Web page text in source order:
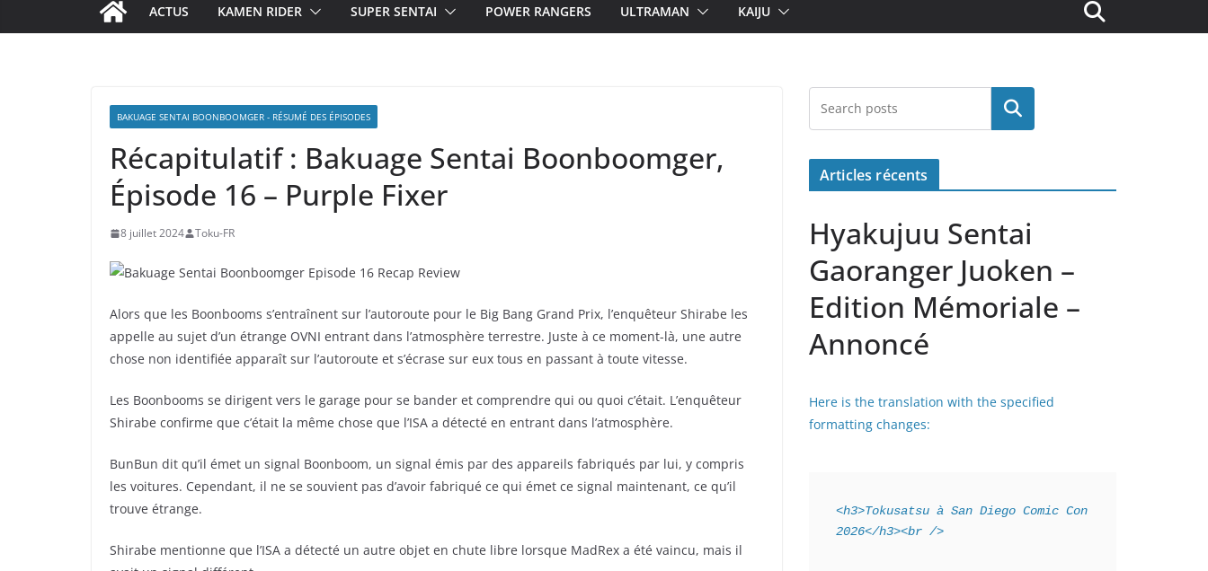
ACTUS KAMEN RIDER SUPER SENTAI POWER RANGERS ULTRAMAN KAIJU
BAKUAGE SENTAI BOONBOOMGER - RÉSUMÉ DES ÉPISODES
Récapitulatif : Bakuage Sentai Boonboomger,
Épisode 16 – Purple Fixer
8 juillet 2024 Toku-FR
Alors que les Boonbooms s’entraînent sur l’autoroute pour le Big Bang Grand Prix, l’enquêteur Shirabe les
appelle au sujet d’un étrange OVNI entrant dans l’atmosphère terrestre. Juste à ce moment-là, une autre
chose non identifiée apparaît sur l’autoroute et s’écrase sur eux tous en passant à toute vitesse.
Les Boonbooms se dirigent vers le garage pour se bander et comprendre qui ou quoi c’était. L’enquêteur
Shirabe confirme que c’était la même chose que l’ISA a détecté en entrant dans l’atmosphère.
BunBun dit qu’il émet un signal Boonboom, un signal émis par des appareils fabriqués par lui, y compris
les voitures. Cependant, il ne se souvient pas d’avoir fabriqué ce qui émet ce signal maintenant, ce qu’il
trouve étrange.
Shirabe mentionne que l’ISA a détecté un autre objet en chute libre lorsque MadRex a été vaincu, mais il
Rechercher
Articles récents
Hyakujuu Sentai
Gaoranger Juoken –
Edition Mémoriale –
Annoncé
Here is the translation with the specified
formatting changes:
<h3>Tokusatsu à San Diego Comic Con
2026</h3><br />